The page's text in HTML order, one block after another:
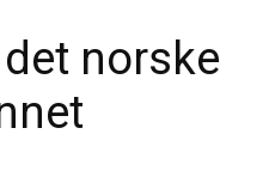
norske